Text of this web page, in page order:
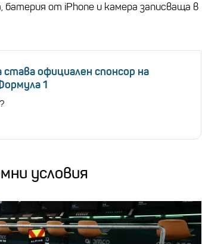
от iPhone и камера записваща в
става официален спонсор на
1
условия